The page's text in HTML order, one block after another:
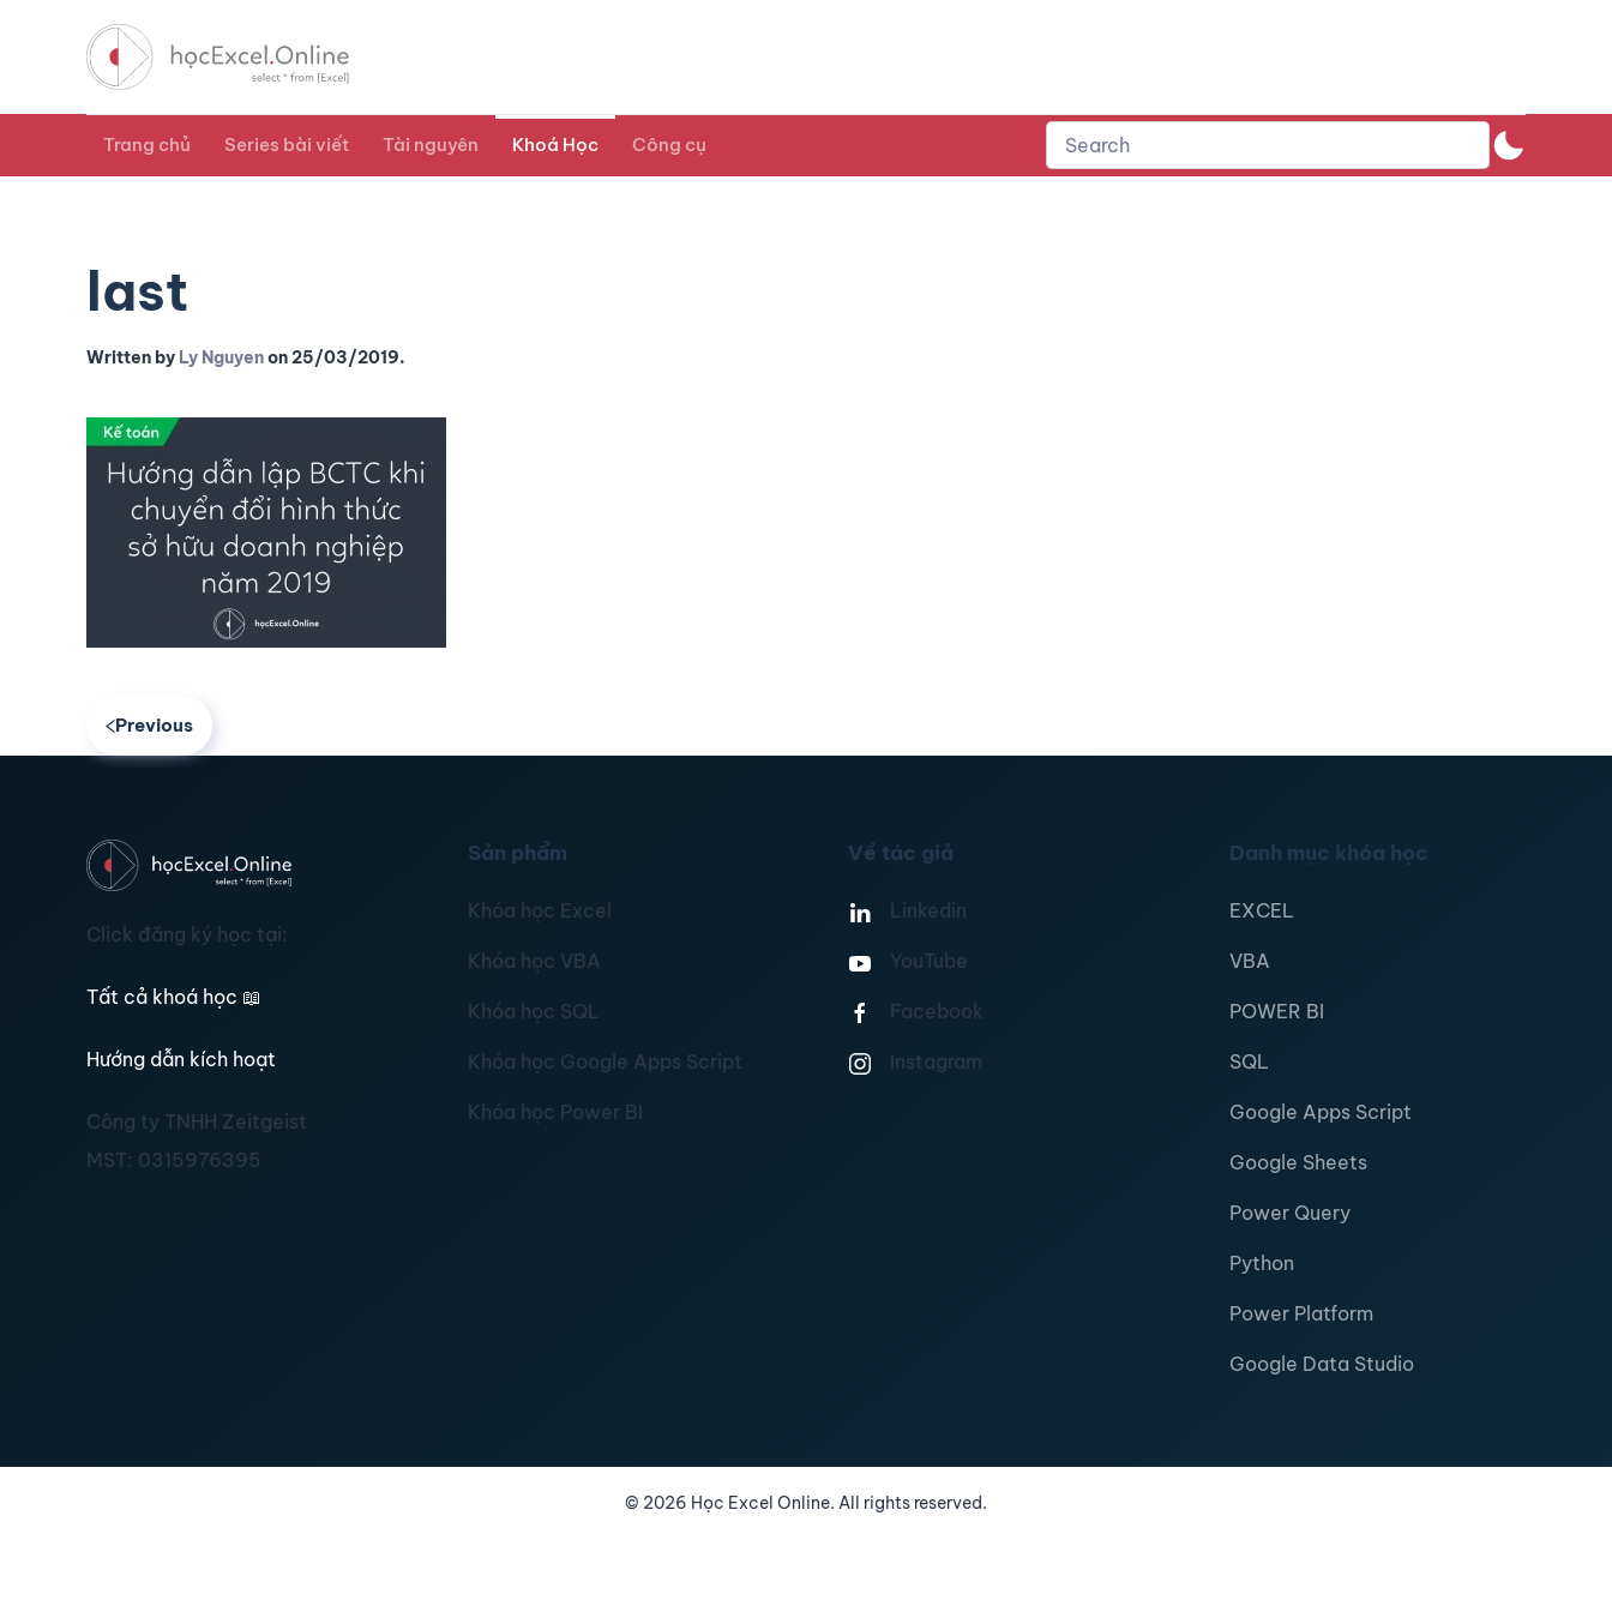
Trang chủ Series bài viết Tài nguyên Khoá Học Công cụ
last
Written by Ly Nguyenon25/03/2019.
Previous
Click đăng ký học tại:
Tất cả khoá học 📖
Hướng dẫn kích hoạt
Công ty TNHH Zeitgeist
MST: 0315976395
Sản phẩm
Khóa học Excel
Khóa học VBA
Khóa học SQL
Khóa học Google Apps Script
Khóa học Power BI
Về tác giả
Linkedin
YouTube
Facebook
Instagram
Danh mục khóa học
EXCEL
VBA
POWER BI
SQL
Google Apps Script
Google Sheets
Power Query
Python
Power Platform
Google Data Studio
© 2026 Học Excel Online. All rights reserved.